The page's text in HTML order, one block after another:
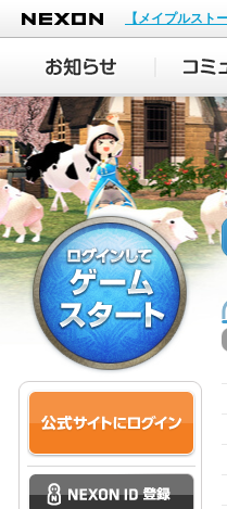
NEXON
【メイプルスト